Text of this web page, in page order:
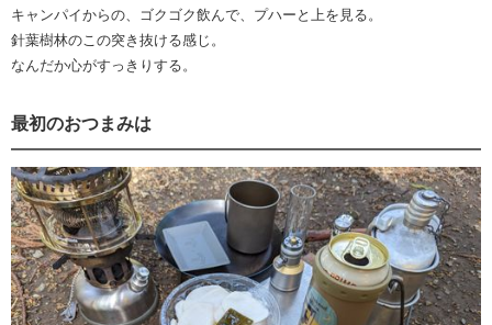
キャンパイからの、ゴクゴク飲んで、プハーと上を見る。
針葉樹林のこの突き抜ける感じ。
なんだか心がすっきりする。
最初のおつまみは